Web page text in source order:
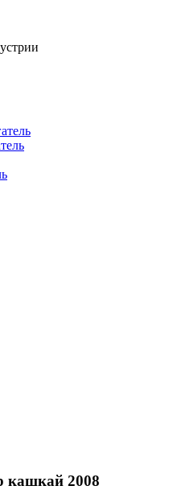
кашкай 2008